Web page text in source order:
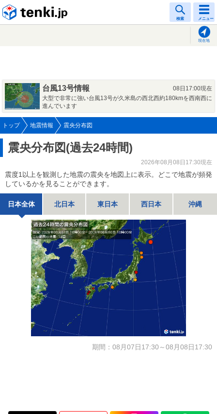
検索 メニュー
現在地
台風13号情報
08日17:00現在
大型で非常に強い台風13号が久米島の西北西約180kmを西南西に
進んでいます
トップ 地震情報 震央分布図
震央分布図(過去24時間)
2026年08月08日17:30現在
震度1以上を観測した地震の震央を地図上に表示。どこで地震が頻発
しているかを見ることができます。
日本全体 北日本 東日本 西日本 沖縄
期間：08月07日17:30～08月08日17:30